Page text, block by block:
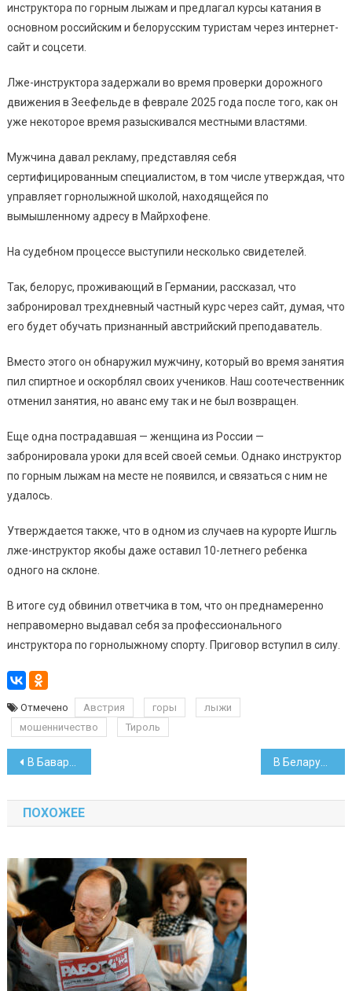
инструктора по горным лыжам и предлагал курсы катания в
основном российским и белорусским туристам через интернет-
сайт и соцсети.
Лже-инструктора задержали во время проверки дорожного
движения в Зеефельде в феврале 2025 года после того, как он
уже некоторое время разыскивался местными властями.
Мужчина давал рекламу, представляя себя
сертифицированным специалистом, в том числе утверждая, что
управляет горнолыжной школой, находящейся по
вымышленному адресу в Майрхофене.
На судебном процессе выступили несколько свидетелей.
Так, белорус, проживающий в Германии, рассказал, что
забронировал трехдневный частный курс через сайт, думая, что
его будет обучать признанный австрийский преподаватель.
Вместо этого он обнаружил мужчину, который во время занятия
пил спиртное и оскорблял своих учеников. Наш соотечественник
отменил занятия, но аванс ему так и не был возвращен.
Еще одна пострадавшая — женщина из России —
забронировала уроки для всей своей семьи. Однако инструктор
по горным лыжам на месте не появился, и связаться с ним не
удалось.
Утверждается также, что в одном из случаев на курорте Ишгль
лже-инструктор якобы даже оставил 10-летнего ребенка
одного на склоне.
В итоге суд обвинил ответчика в том, что он преднамеренно
неправомерно выдавал себя за профессионального
инструктора по горнолыжному спорту. Приговор вступил в силу.
Отмечено Австрия горы
лыжи
мошенничество
Тироль
Навигация
по
записям
В Баварии у белоруса из бака фуры пропало 600 литров дизеля В Беларуси планируется создать не менее 6 госкорпораций
ПОХОЖЕЕ